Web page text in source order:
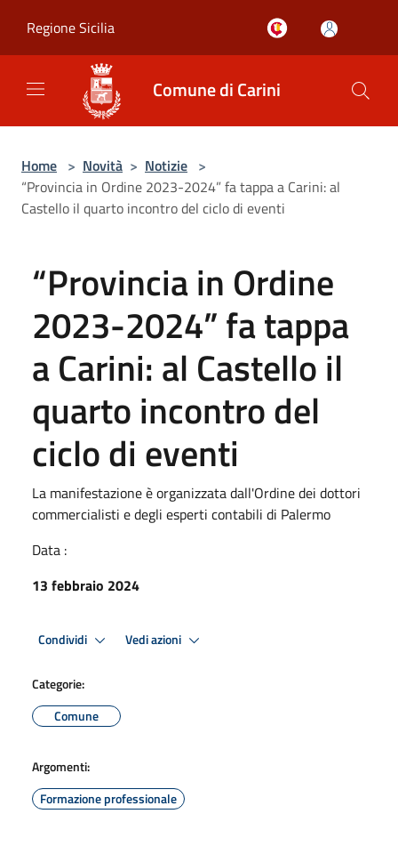
Regione Sicilia
Comune di Carini
Home > Novità > Notizie >
“Provincia in Ordine 2023-2024” fa tappa a Carini: al
Castello il quarto incontro del ciclo di eventi
“Provincia in Ordine
2023-2024” fa tappa
a Carini: al Castello il
quarto incontro del
ciclo di eventi
La manifestazione è organizzata dall'Ordine dei dottori
commercialisti e degli esperti contabili di Palermo
Data :
13 febbraio 2024
Condividi Vedi azioni
Categorie:
Comune
Argomenti:
Formazione professionale